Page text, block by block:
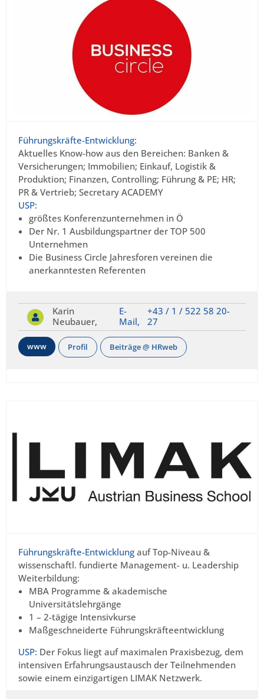
Führungskräfte-Entwicklung:
Aktuelles Know-how aus den Bereichen: Banken &
Versicherungen; Immobilien; Einkauf, Logistik &
Produktion; Finanzen, Controlling; Führung & PE; HR;
PR & Vertrieb; Secretary ACADEMY
USP:
größtes Konferenzunternehmen in Ö
Der Nr. 1 Ausbildungspartner der TOP 500
Unternehmen
Die Business Circle Jahresforen vereinen die
anerkanntesten Referenten
Karin
Neubauer,
E-
Mail,
+43 / 1 / 522 58 20-
27
www Profil Beiträge @ HRweb
Führungskräfte-Entwicklung auf Top-Niveau &
wissenschaftl. fundierte Management- u. Leadership
Weiterbildung:
MBA Programme & akademische
Universitätslehrgänge
1 – 2-tägige Intensivkurse
Maßgeschneiderte Führungskräfteentwicklung
USP: Der Fokus liegt auf maximalen Praxisbezug, dem
intensiven Erfahrungsaustausch der Teilnehmenden
sowie einem einzigartigen LIMAK Netzwerk.